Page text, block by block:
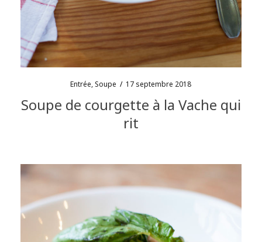
Entrée, Soupe / 17 septembre 2018
Soupe de courgette à la Vache qui
rit